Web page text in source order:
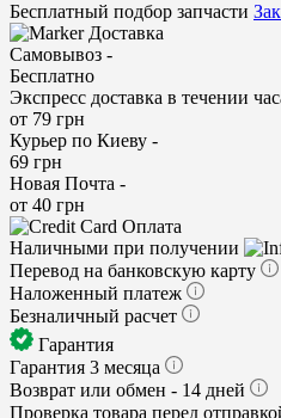
Бесплатный подбор запчасти
Доставка
Самовывоз -
Бесплатно
Экспресс доставка в течении
от 79 грн
Курьер по Киеву -
69 грн
Новая Почта -
от 40 грн
Оплата
Наличными при получении
Перевод на банковскую карту
Наложенный платеж
Безналичный расчет
Гарантия
Гарантия 3 месяца
Возврат или обмен - 14 дней
Проверка товара перед